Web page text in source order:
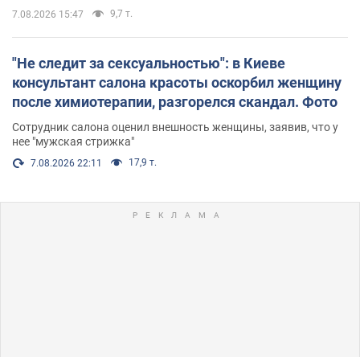
7.08.2026 15:47 9,7 т.
"Не следит за сексуальностью": в Киеве
консультант салона красоты оскорбил женщину
после химиотерапии, разгорелся скандал. Фото
Сотрудник салона оценил внешность женщины, заявив, что у
нее "мужская стрижка"
7.08.2026 22:11 17,9 т.